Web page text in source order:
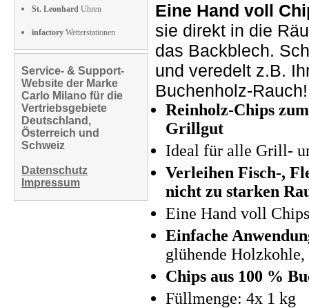
St. Leonhard Uhren
infactory Wetterstationen
Service- & Support-
Website der Marke
Carlo Milano für die
Vertriebsgebiete
Deutschland,
Österreich und
Schweiz
Datenschutz
Impressum
Eine Hand voll
sie direkt in die
das Backblech.
und veredelt z.B.
Buchenholz-Rauch!
Reinholz-Chips
Grillgut
Ideal für alle Grill-
Verleihen Fisch-,
nicht zu starken
Eine Hand voll
Einfache
glühende
Chips aus 100 %
Füllmenge: 4x 1 kg